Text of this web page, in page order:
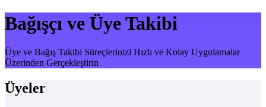
Bağışçı ve Üye Takibi
Üye ve Bağış Takibi Süreçlerinizi Hızlı ve Kolay Uygulamalar
Üzerinden Gerçekleştirin
Üyeler